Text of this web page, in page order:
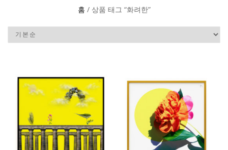
홈 / 상품 태그 “화려한”